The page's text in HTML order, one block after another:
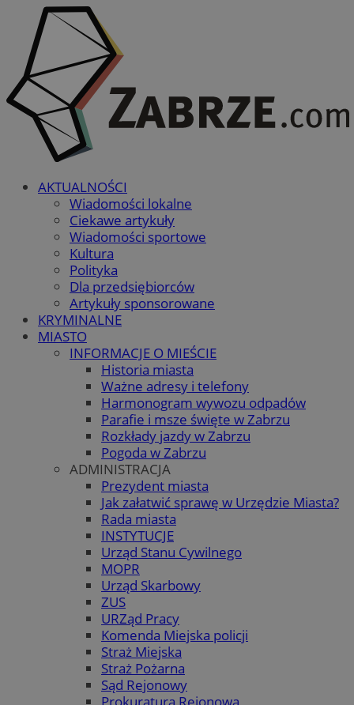
AKTUALNOŚCI
Wiadomości lokalne
Ciekawe artykuły
Wiadomości sportowe
Kultura
Polityka
Dla przedsiębiorców
Artykuły sponsorowane
KRYMINALNE
MIASTO
INFORMACJE O MIEŚCIE
Historia miasta
Ważne adresy i telefony
Harmonogram wywozu odpadów
Parafie i msze święte w Zabrzu
Rozkłady jazdy w Zabrzu
Pogoda w Zabrzu
ADMINISTRACJA
Prezydent miasta
Jak załatwić sprawę w Urzędzie Miasta?
Rada miasta
INSTYTUCJE
Urząd Stanu Cywilnego
MOPR
Urząd Skarbowy
ZUS
URZąd Pracy
Komenda Miejska policji
Straż Miejska
Straż Pożarna
Sąd Rejonowy